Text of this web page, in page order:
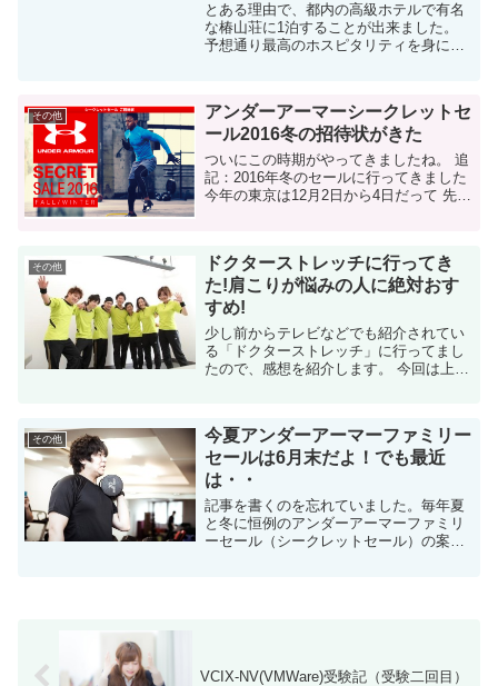
とある理由で、都内の高級ホテルで有名
な椿山荘に1泊することが出来ました。
予想通り最高のホスピタリティを身にし
度か行った事がありましたが、宿泊した
のは今回...
その他
アンダーアーマーシークレットセ
ール2016冬の招待状がきた
ついにこの時期がやってきましたね。 追
記：2016年冬のセールに行ってきました
今年の東京は12月2日から4日だって 先ほ
その他
ドクターストレッチに行ってき
た!肩こりが悩みの人に絶対おす
すめ!
少し前からテレビなどでも紹介されてい
る「ドクターストレッチ」に行ってまし
たので、感想を紹介します。 今回は上半
クタ...
その他
今夏アンダーアーマーファミリー
セールは6月末だよ！でも最近
は・・
記事を書くのを忘れていました。毎年夏
と冬に恒例のアンダーアーマーファミリ
ーセール（シークレットセール）の案内
VCIX-NV(VMWare)受験記（受験二回目）